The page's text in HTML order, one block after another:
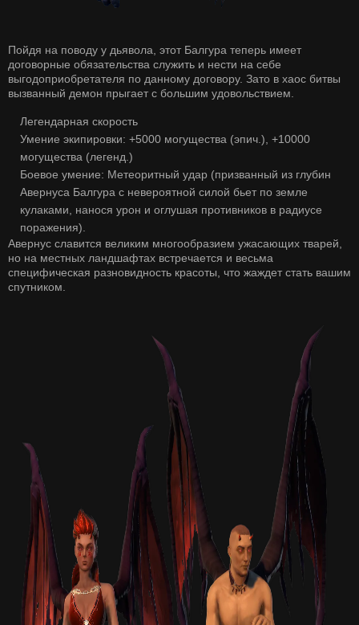
Пойдя на поводу у дьявола, этот Балгура теперь имеет
договорные обязательства служить и нести на себе
выгодоприобретателя по данному договору. Зато в хаос битвы
вызванный демон прыгает с большим удовольствием.
Легендарная скорость
Умение экипировки: +5000 могущества (эпич.), +10000
могущества (легенд.)
Боевое умение: Метеоритный удар (призванный из глубин
Авернуса Балгура с невероятной силой бьет по земле
кулаками, нанося урон и оглушая противников в радиусе
поражения).
Авернус славится великим многообразием ужасающих тварей,
но на местных ландшафтах встречается и весьма
специфическая разновидность красоты, что жаждет стать вашим
спутником.